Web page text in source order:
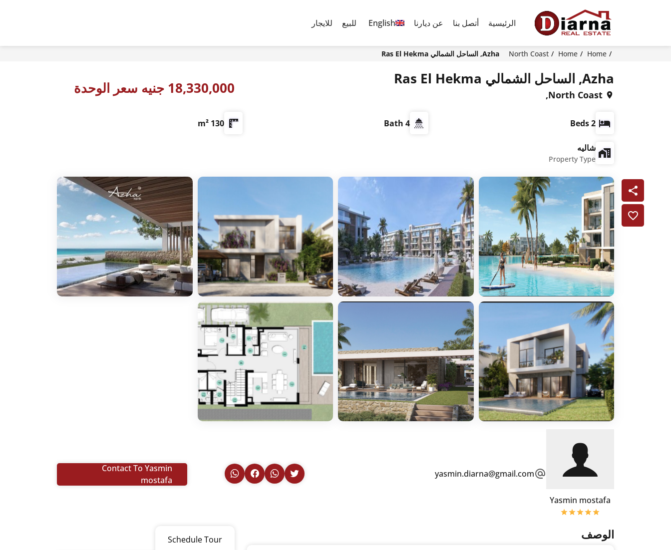
الرئيسية أتصل بنا عن ديارنا English للبيع للايجار
Home
Home
North Coast Azha, الساحل الشمالي Ras El Hekma
Azha, الساحل الشمالي Ras El Hekma
North Coast, 18,330,000 جنيه سعر الوحدة
2 Beds
4 Bath
130 m²
شاليه
Property Type
Yasmin mostafa
yasmin.diarna@gmail.com
Contact To Yasmin
mostafa
الوصف Schedule Tour